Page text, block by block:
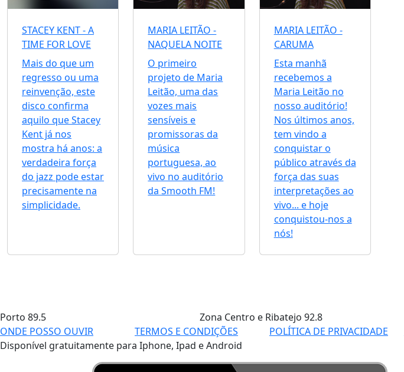
STACEY KENT - A
TIME FOR LOVE
Mais do que um
regresso ou uma
reinvenção, este
disco confirma
aquilo que Stacey
Kent já nos
mostra há anos: a
verdadeira força
do jazz pode estar
precisamente na
simplicidade.
MARIA LEITÃO -
NAQUELA NOITE
O primeiro
projeto de Maria
Leitão, uma das
vozes mais
sensíveis e
promissoras da
música
portuguesa, ao
vivo no auditório
da Smooth FM!
MARIA LEITÃO -
CARUMA
Esta manhã
recebemos a
Maria Leitão no
nosso auditório!
Nos últimos anos,
tem vindo a
conquistar o
público através da
força das suas
interpretações ao
vivo... e hoje
conquistou-nos a
nós!
Porto 89.5 Zona Centro e Ribatejo 92.8
ONDE POSSO OUVIR
TERMOS E CONDIÇÕES POLÍTICA DE PRIVACIDADE
Disponível gratuitamente para Iphone, Ipad e Android